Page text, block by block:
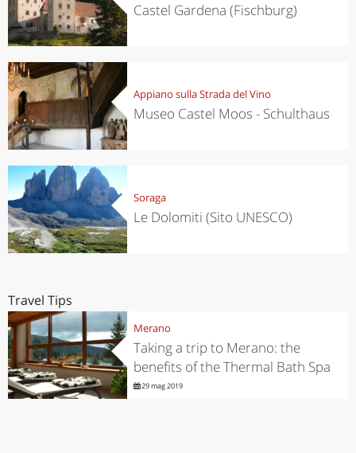
Castel Gardena (Fischburg)
Appiano sulla Strada del Vino
Museo Castel Moos - Schulthaus
Soraga
Le Dolomiti (Sito UNESCO)
Travel Tips
Merano
Taking a trip to Merano: the
benefits of the Thermal Bath Spa
29 mag 2019